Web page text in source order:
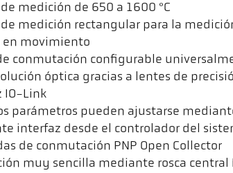
medición de 650 a 1600 °C
de medición rectangular para la
en movimiento
conmutación configurable
óptica gracias a lentes de
IO-Link
parámetros pueden ajustarse
interfaz desde el controlador del
de conmutación PNP Open Collector
muy sencilla mediante rosca central